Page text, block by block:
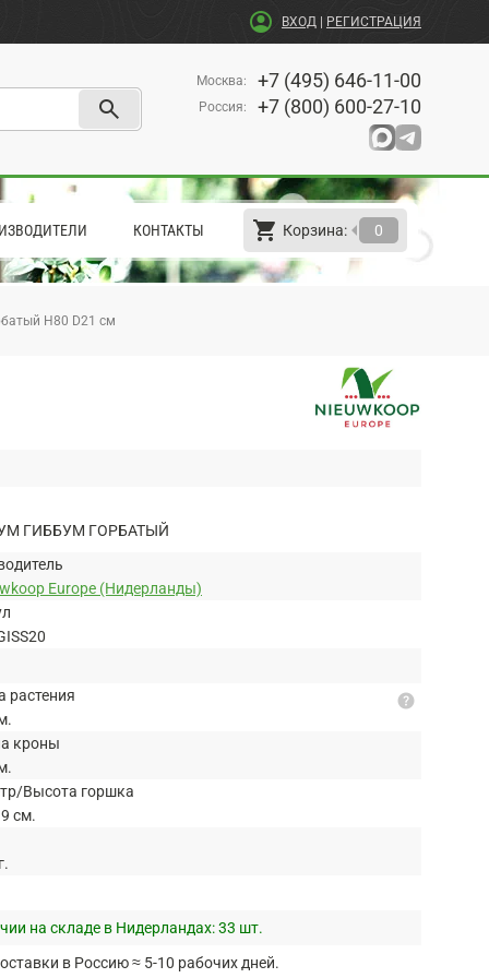
account_circle ВХОД РЕГИСТРАЦИЯ
search
Москва: +7 (495) 646-11-00
Россия: +7 (800) 600-27-10
КОНТАКТЫ shopping_cart Корзина: 0
arrow_left
H80 D21 см
ГИББУМ ГОРБАТЫЙ
Europe (Нидерланды)
растения
кроны
Высота горшка
см.
help
на складе в Нидерландах:33 шт.
в Россию ≈ 5-10 рабочих дней.